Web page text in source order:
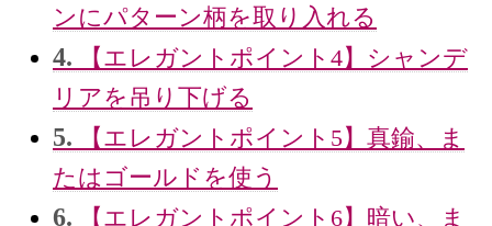
ンにパターン柄を取り入れる
4. 【エレガントポイント4】シャンデ
リアを吊り下げる
5. 【エレガントポイント5】真鍮、ま
たはゴールドを使う
6. 【エレガントポイント6】暗い、ま